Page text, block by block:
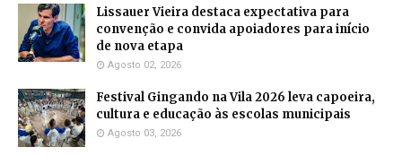
Lissauer Vieira destaca expectativa para
convenção e convida apoiadores para início
de nova etapa
Agosto 02, 2026
Festival Gingando na Vila 2026 leva capoeira,
cultura e educação às escolas municipais
Agosto 03, 2026